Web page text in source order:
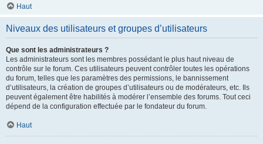
Haut
Niveaux des utilisateurs et groupes d’utilisateurs
Que sont les administrateurs ?
Les administrateurs sont les membres possédant le plus haut niveau de
contrôle sur le forum. Ces utilisateurs peuvent contrôler toutes les opérations
du forum, telles que les paramètres des permissions, le bannissement
d’utilisateurs, la création de groupes d’utilisateurs ou de modérateurs, etc. Ils
peuvent également être habilités à modérer l’ensemble des forums. Tout ceci
dépend de la configuration effectuée par le fondateur du forum.
Haut